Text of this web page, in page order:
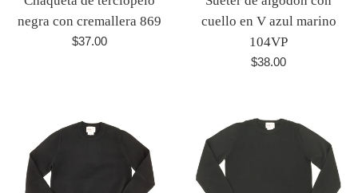
negra con cremallera 869
Precio
$37.00
cuello en V azul marino
104VP
Precio
$38.00